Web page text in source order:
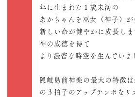
年に生まれた１歳未満の
あかちゃんを巫女（神子）が
新しい命が健やかに成長しま
神の威徳を得て
より濃密な時空を生んでいま
隠岐島前神楽の最大の特徴
の３拍子のアップテンポなリ